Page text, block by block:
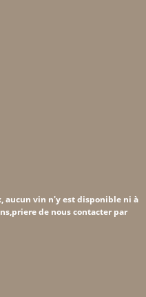
aucun vin n'y est disponible ni à
de nous contacter par